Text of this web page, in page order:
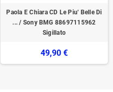
Paola E Chiara CD Le Piu' Belle Di
... / Sony BMG 88697115962
Sigillato
49,90 €